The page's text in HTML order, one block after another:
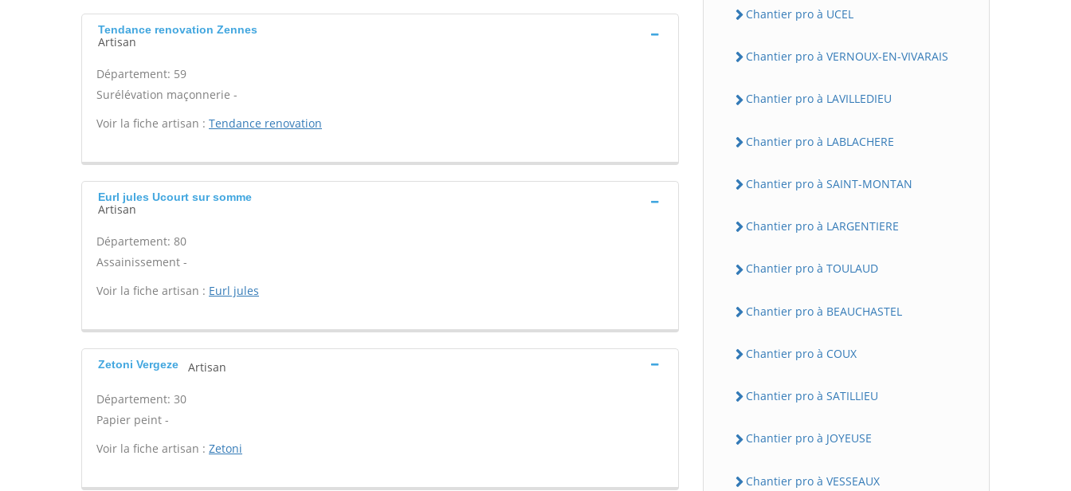
Tendance renovation Zennes
Artisan
Département: 59
Surélévation maçonnerie -
Voir la fiche artisan : Tendance renovation
Eurl jules Ucourt sur somme
Artisan
Département: 80
Assainissement -
Voir la fiche artisan : Eurl jules
Zetoni Vergeze Artisan
Département: 30
Papier peint -
Voir la fiche artisan : Zetoni
Chantier pro à UCEL
Chantier pro à VERNOUX-EN-VIVARAIS
Chantier pro à LAVILLEDIEU
Chantier pro à LABLACHERE
Chantier pro à SAINT-MONTAN
Chantier pro à LARGENTIERE
Chantier pro à TOULAUD
Chantier pro à BEAUCHASTEL
Chantier pro à COUX
Chantier pro à SATILLIEU
Chantier pro à JOYEUSE
Chantier pro à VESSEAUX